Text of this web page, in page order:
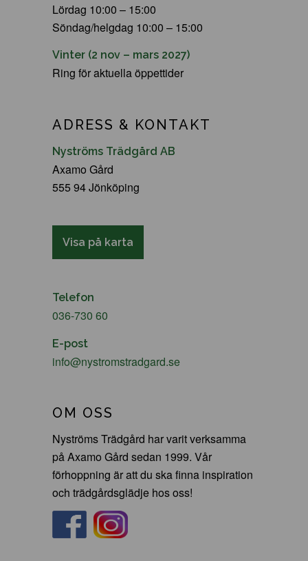
Lördag 10:00 – 15:00
Söndag/helgdag 10:00 – 15:00
Vinter (2 nov – mars 2027)
Ring för aktuella öppettider
ADRESS & KONTAKT
Nyströms Trädgård AB
Axamo Gård
555 94 Jönköping
Visa på karta
Telefon
036-730 60
E-post
info@nystromstradgard.se
OM OSS
Nyströms Trädgård har varit verksamma
på Axamo Gård sedan 1999. Vår
förhoppning är att du ska finna inspiration
och trädgårdsglädje hos oss!